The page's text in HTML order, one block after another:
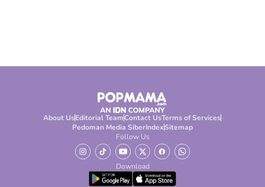
About UsEditorial TeamContact UsTerms of Services
Pedoman Media SiberIndexSitemap
Follow Us
Download